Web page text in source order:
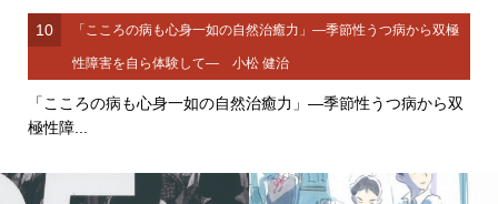
10 「こころの病も心身一如の自然治癒力」―季節性うつ病から双極
性障害を自ら体験して― 小松 健治
「こころの病も心身一如の自然治癒力」―季節性うつ病から双
極性障...